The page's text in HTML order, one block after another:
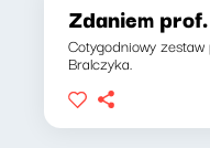
Zdaniem
Cotygodniowy
Bralczyka.